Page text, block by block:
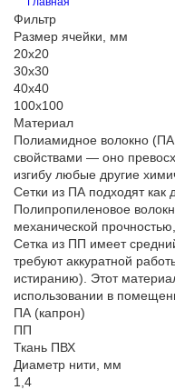
Фильтр
Размер ячейки, мм
20х20
30х30
40х40
100х100
Материал
Полиамидное волокно
свойствами — оно
изгибу любые другие
Сетки из ПА подходят
Полипропиленовое
механической
Сетка из ПП имеет
требуют аккуратной
истиранию). Этот
использовании в
ПА (капрон)
ПП
Ткань ПВХ
Диаметр нити, мм
1,4